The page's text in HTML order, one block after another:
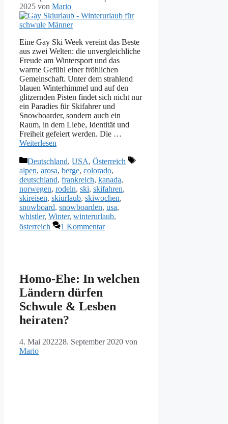
2025 von Mario
Eine Gay Ski Week vereint das Beste
aus zwei Welten: die unvergleichliche
Freude am Wintersport und das
warme Gefühl einer fröhlichen
Gemeinschaft. Unter dem strahlend
blauen Winterhimmel und auf den
glitzernden Pisten findet sich nicht nur
ein Paradies für Skifahrer und
Snowboarder, sondern auch ein
Raum, in dem Liebe, Identität und
Freiheit gefeiert werden. Die …
Weiterlesen
Kategorien
Deutschland, USA, Österreich
Schlagwörter
alpen, arosa, berge, colorado,
deutschland, frankreich, kanada,
norwegen, rodeln, ski, skifahren,
skireisen, skiurlaub, skiwochen,
snowboard, snowboarden, usa,
whistler, Winter, winterurlaub,
österreich
1 Kommentar
Homo-Ehe: In welchen
Ländern dürfen
Schwule & Lesben
heiraten?
4. Mai 202228. September 2020 von
Mario